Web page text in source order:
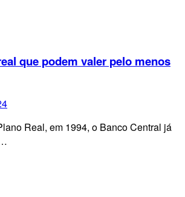
que podem valer pelo menos
Real, em 1994, o Banco Central já